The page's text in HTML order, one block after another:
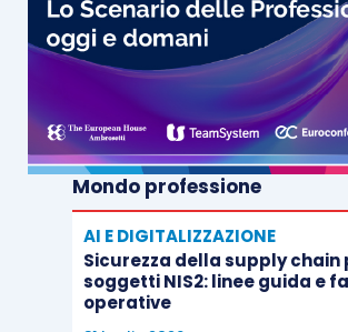
Mondo professione
AI E DIGITALIZZAZIONE
Sicurezza della supply chain
soggetti NIS2: linee guida e
operative